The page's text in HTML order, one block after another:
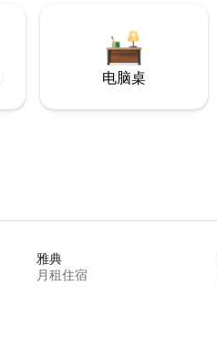
电脑桌
雅典
月租住宿